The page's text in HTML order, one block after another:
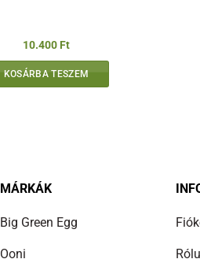
10.400 Ft
KOSÁRBA TESZEM
MÁRKÁK
Big Green Egg
Ooni